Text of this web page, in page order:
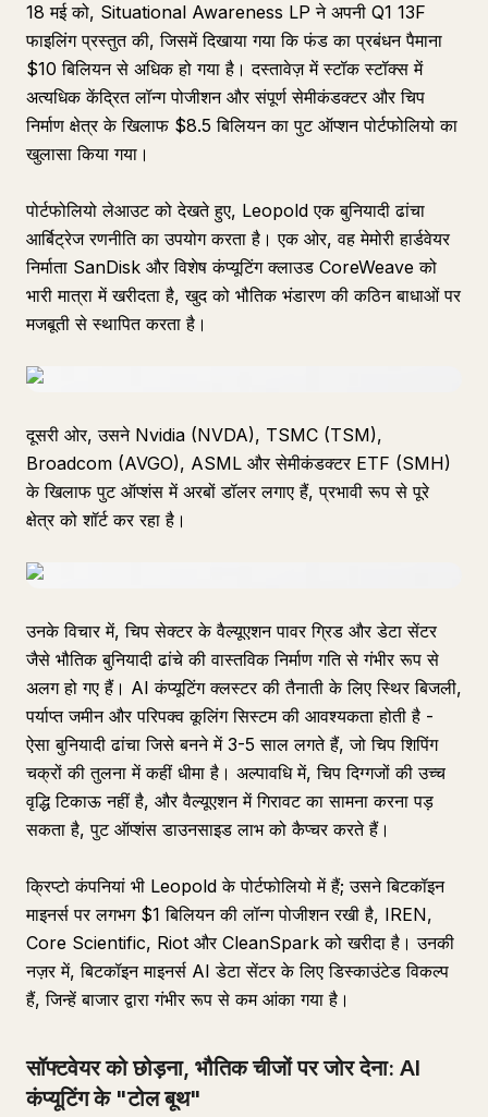
18 मई को, Situational Awareness LP ने अपनी Q1 13F
फाइलिंग प्रस्तुत की, जिसमें दिखाया गया कि फंड का प्रबंधन पैमाना
$10 बिलियन से अधिक हो गया है। दस्तावेज़ में स्टॉक स्टॉक्स में
अत्यधिक केंद्रित लॉन्ग पोजीशन और संपूर्ण सेमीकंडक्टर और चिप
निर्माण क्षेत्र के खिलाफ $8.5 बिलियन का पुट ऑप्शन पोर्टफोलियो का
खुलासा किया गया।
पोर्टफोलियो लेआउट को देखते हुए, Leopold एक बुनियादी ढांचा
आर्बिट्रेज रणनीति का उपयोग करता है। एक ओर, वह मेमोरी हार्डवेयर
निर्माता SanDisk और विशेष कंप्यूटिंग क्लाउड CoreWeave को
भारी मात्रा में खरीदता है, खुद को भौतिक भंडारण की कठिन बाधाओं पर
मजबूती से स्थापित करता है।
दूसरी ओर, उसने Nvidia (NVDA), TSMC (TSM),
Broadcom (AVGO), ASML और सेमीकंडक्टर ETF (SMH)
के खिलाफ पुट ऑप्शंस में अरबों डॉलर लगाए हैं, प्रभावी रूप से पूरे
क्षेत्र को शॉर्ट कर रहा है।
उनके विचार में, चिप सेक्टर के वैल्यूएशन पावर ग्रिड और डेटा सेंटर
जैसे भौतिक बुनियादी ढांचे की वास्तविक निर्माण गति से गंभीर रूप से
अलग हो गए हैं। AI कंप्यूटिंग क्लस्टर की तैनाती के लिए स्थिर बिजली,
पर्याप्त जमीन और परिपक्व कूलिंग सिस्टम की आवश्यकता होती है -
ऐसा बुनियादी ढांचा जिसे बनने में 3-5 साल लगते हैं, जो चिप शिपिंग
चक्रों की तुलना में कहीं धीमा है। अल्पावधि में, चिप दिग्गजों की उच्च
वृद्धि टिकाऊ नहीं है, और वैल्यूएशन में गिरावट का सामना करना पड़
सकता है, पुट ऑप्शंस डाउनसाइड लाभ को कैप्चर करते हैं।
क्रिप्टो कंपनियां भी Leopold के पोर्टफोलियो में हैं; उसने बिटकॉइन
माइनर्स पर लगभग $1 बिलियन की लॉन्ग पोजीशन रखी है, IREN,
Core Scientific, Riot और CleanSpark को खरीदा है। उनकी
नज़र में, बिटकॉइन माइनर्स AI डेटा सेंटर के लिए डिस्काउंटेड विकल्प
हैं, जिन्हें बाजार द्वारा गंभीर रूप से कम आंका गया है।
सॉफ्टवेयर को छोड़ना, भौतिक चीजों पर जोर देना: AI
कंप्यूटिंग के "टोल बूथ"